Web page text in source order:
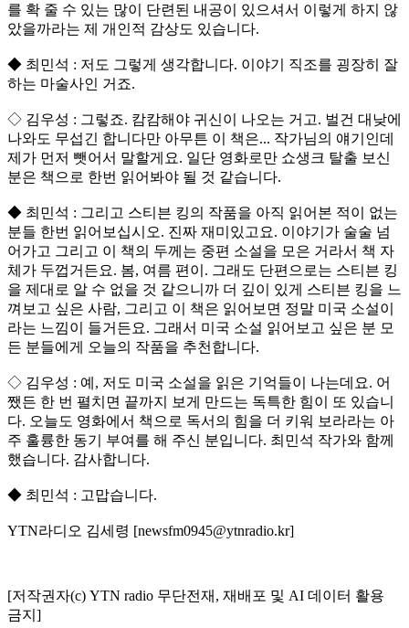
를 확 줄 수 있는 많이 단련된 내공이 있으셔서 이렇게 하지 않
았을까라는 제 개인적 감상도 있습니다.
◆ 최민석 : 저도 그렇게 생각합니다. 이야기 직조를 굉장히 잘
하는 마술사인 거죠.
◇ 김우성 : 그렇죠. 캄캄해야 귀신이 나오는 거고. 벌건 대낮에
나와도 무섭긴 합니다만 아무튼 이 책은... 작가님의 얘기인데
제가 먼저 뺏어서 말할게요. 일단 영화로만 쇼생크 탈출 보신
분은 책으로 한번 읽어봐야 될 것 같습니다.
◆ 최민석 : 그리고 스티븐 킹의 작품을 아직 읽어본 적이 없는
분들 한번 읽어보십시오. 진짜 재미있고요. 이야기가 술술 넘
어가고 그리고 이 책의 두께는 중편 소설을 모은 거라서 책 자
체가 두껍거든요. 봄, 여름 편이. 그래도 단편으로는 스티븐 킹
을 제대로 알 수 없을 것 같으니까 더 깊이 있게 스티븐 킹을 느
껴보고 싶은 사람, 그리고 이 책은 읽어보면 정말 미국 소설이
라는 느낌이 들거든요. 그래서 미국 소설 읽어보고 싶은 분 모
든 분들에게 오늘의 작품을 추천합니다.
◇ 김우성 : 예, 저도 미국 소설을 읽은 기억들이 나는데요. 어
쨌든 한 번 펼치면 끝까지 보게 만드는 독특한 힘이 또 있습니
다. 오늘도 영화에서 책으로 독서의 힘을 더 키워 보라라는 아
주 훌륭한 동기 부여를 해 주신 분입니다. 최민석 작가와 함께
했습니다. 감사합니다.
◆ 최민석 : 고맙습니다.
YTN라디오 김세령 [newsfm0945@ytnradio.kr]
[저작권자(c) YTN radio 무단전재, 재배포 및 AI 데이터 활용
금지]